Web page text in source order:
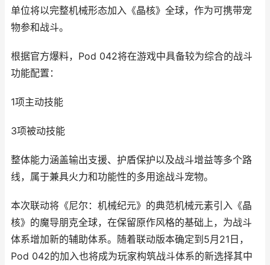
单位将以完整机械形态加入《晶核》全球，作为可携带宠
物参和战斗。
根据官方爆料，Pod 042将在游戏中具备较为综合的战斗
功能配置：
1项主动技能
3项被动技能
整体能力涵盖输出支援、护盾保护以及战斗增益等多个路
线，属于兼具火力和功能性的多用途战斗宠物。
本次联动将《尼尔：机械纪元》的典范机械元素引入《晶
核》的魔导朋克全球，在保留原作风格的基础上，为战斗
体系增加新的辅助体系。随着联动版本确定到5月21日，
Pod 042的加入也将成为玩家构筑战斗体系的新选择其中